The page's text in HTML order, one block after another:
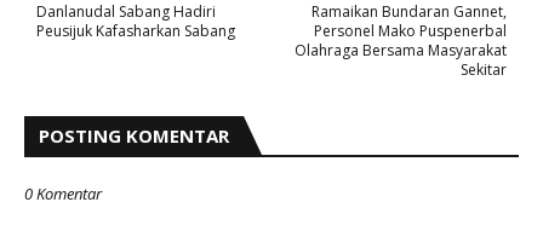
Ramaikan Bundaran Gannet,
Personel Mako Puspenerbal
Olahraga Bersama Masyarakat
Sekitar
Danlanudal Sabang Hadiri
Peusijuk Kafasharkan Sabang
POSTING KOMENTAR
0 Komentar